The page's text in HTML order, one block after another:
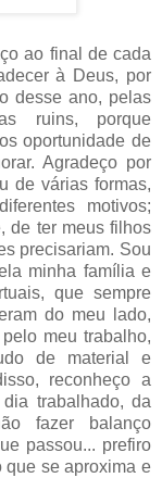
ao final de cada
à Deus, por
desse ano, pelas
ruins, porque
oportunidade de
Agradeço por
de várias formas,
motivos;
de ter meus filhos
precisariam. Sou
minha família e
que sempre
do meu lado,
meu trabalho,
de material e
reconheço a
trabalhado, da
fazer balanço
passou... prefiro
que se aproxima e